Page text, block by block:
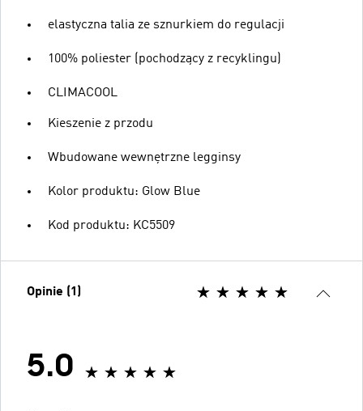
elastyczna talia ze sznurkiem do regulacji
100% poliester (pochodzący z recyklingu)
CLIMACOOL
Kieszenie z przodu
Wbudowane wewnętrzne legginsy
Kolor produktu: Glow Blue
Kod produktu: KC5509
Opinie (1)
5.0